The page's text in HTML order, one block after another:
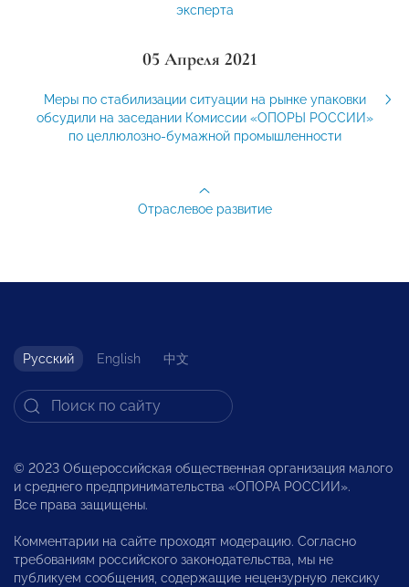
эксперта
05 Апреля 2021
Меры по стабилизации ситуации на рынке упаковки
обсудили на заседании Комиссии «ОПОРЫ РОССИИ»
по целлюлозно-бумажной промышленности
Отраслевое развитие
Русский English 中文
© 2023 Общероссийская общественная организация малого
и среднего предпринимательства «ОПОРА РОССИИ».
Все права защищены.
Комментарии на сайте проходят модерацию. Согласно
требованиям российского законодательства, мы не
публикуем сообщения, содержащие нецензурную лексику